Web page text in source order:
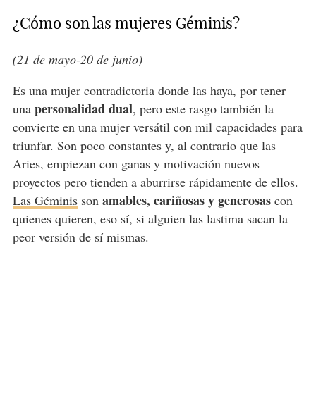
¿Cómo son las mujeres Géminis?
(21 de mayo-20 de junio)
Es una mujer contradictoria donde las haya, por tener
una personalidad dual, pero este rasgo también la
convierte en una mujer versátil con mil capacidades para
triunfar. Son poco constantes y, al contrario que las
Aries, empiezan con ganas y motivación nuevos
proyectos pero tienden a aburrirse rápidamente de ellos.
Las Géminisson amables, cariñosas y generosascon
quienes quieren, eso sí, si alguien las lastima sacan la
peor versión de sí mismas.